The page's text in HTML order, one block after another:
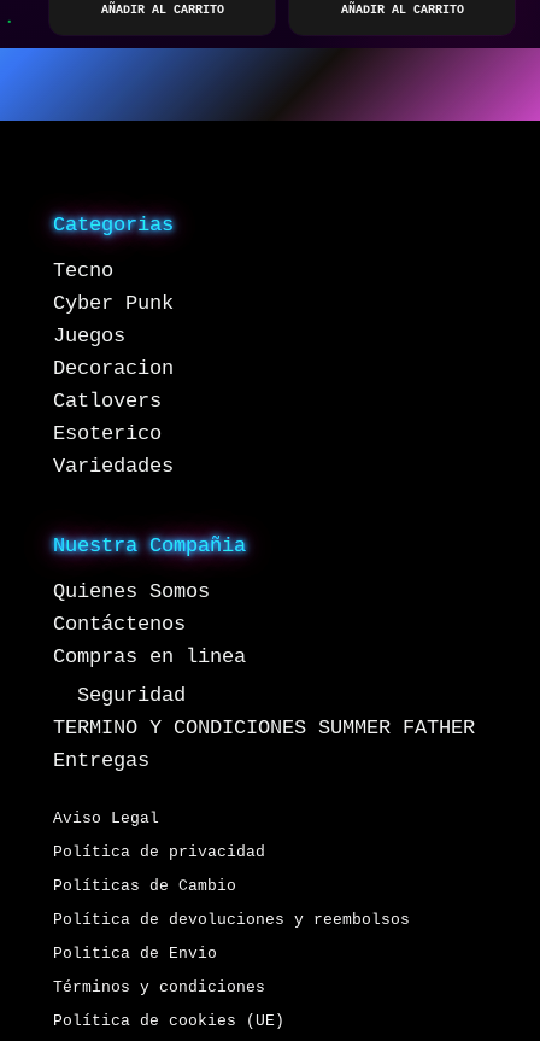
AÑADIR AL CARRITO AÑADIR AL CARRITO
Categorias
Tecno
Cyber Punk
Juegos
Decoracion
Catlovers
Esoterico
Variedades
Nuestra Compañia
Quienes Somos
Contáctenos
Compras en linea
Seguridad
TERMINO Y CONDICIONES SUMMER FATHER
Entregas
Aviso Legal
Política de privacidad
Políticas de Cambio
Política de devoluciones y reembolsos
Politica de Envio
Términos y condiciones
Política de cookies (UE)